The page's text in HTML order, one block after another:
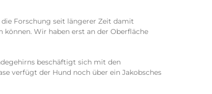
Forschung seit längerer Zeit damit
Wir haben erst an der Oberfläche
beschäftigt sich mit den
verfügt der Hund noch über ein Jakobsches